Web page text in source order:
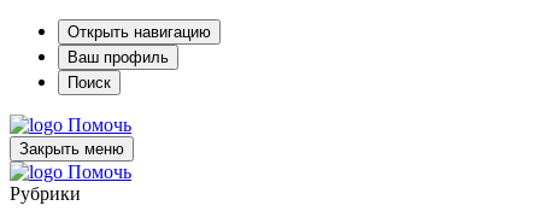
Открыть навигацию
Ваш профиль
Поиск
Помочь
Закрыть меню
Помочь
Рубрики